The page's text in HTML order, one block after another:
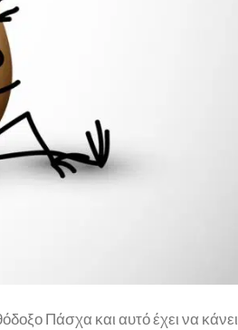
Πάσχα και αυτό έχει να κάνει